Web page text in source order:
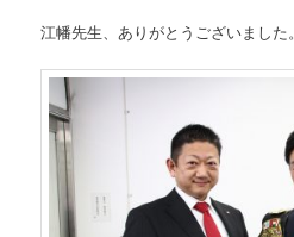
江幡先生、ありがとうございました。